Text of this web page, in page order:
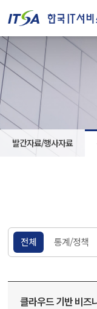
발간자료/행사자료
전체 통계/정책
클라우드 기반 비즈